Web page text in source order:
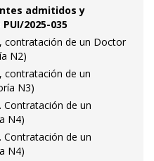
admitidos y
2025-035
contratación de un Doctor
N2)
contratación de un
N3)
Contratación de un
N4)
Contratación de un
N4)